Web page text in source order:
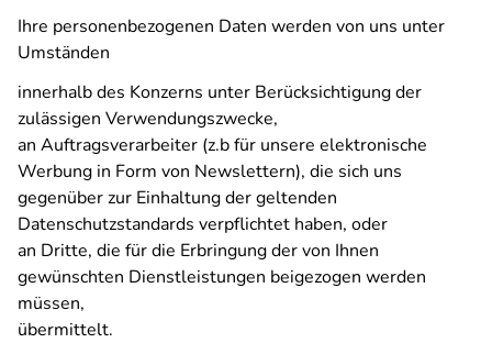
Ihre personenbezogenen Daten werden von uns unter
Umständen
innerhalb des Konzerns unter Berücksichtigung der
zulässigen Verwendungszwecke,
an Auftragsverarbeiter (z.b für unsere elektronische
Werbung in Form von Newslettern), die sich uns
gegenüber zur Einhaltung der geltenden
Datenschutzstandards verpflichtet haben, oder
an Dritte, die für die Erbringung der von Ihnen
gewünschten Dienstleistungen beigezogen werden
müssen,
übermittelt.